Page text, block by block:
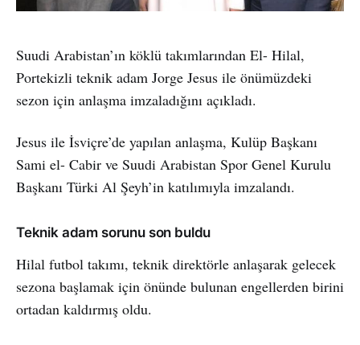
Suudi Arabistan’ın köklü takımlarından El- Hilal,
Portekizli teknik adam Jorge Jesus ile önümüzdeki
sezon için anlaşma imzaladığını açıkladı.
Jesus ile İsviçre’de yapılan anlaşma, Kulüp Başkanı
Sami el- Cabir ve Suudi Arabistan Spor Genel Kurulu
Başkanı Türki Al Şeyh’in katılımıyla imzalandı.
Teknik adam sorunu son buldu
Hilal futbol takımı, teknik direktörle anlaşarak gelecek
sezona başlamak için önünde bulunan engellerden birini
ortadan kaldırmış oldu.